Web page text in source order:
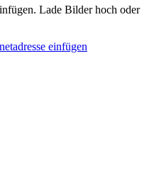
Lade Bilder hoch oder
einfügen